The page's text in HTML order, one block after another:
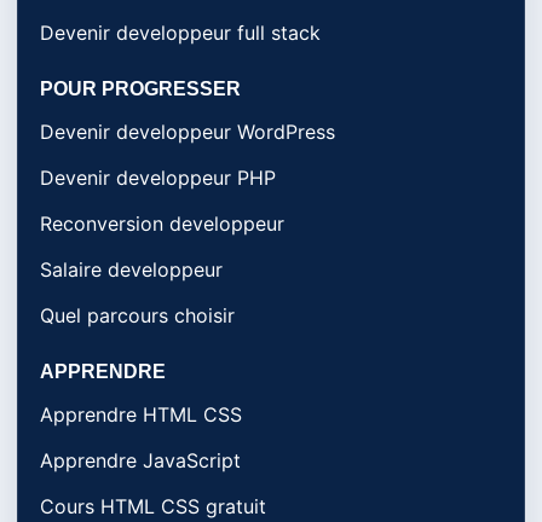
Devenir developpeur full stack
POUR PROGRESSER
Devenir developpeur WordPress
Devenir developpeur PHP
Reconversion developpeur
Salaire developpeur
Quel parcours choisir
APPRENDRE
Apprendre HTML CSS
Apprendre JavaScript
Cours HTML CSS gratuit